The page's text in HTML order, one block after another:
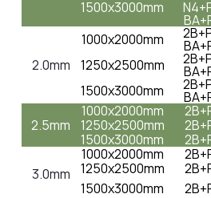
1500x3000mm
2.0mm
1000x2000mm
1250x2500mm
1500x3000mm
2.5mm
1000x2000mm
1250x2500mm
1500x3000mm
3.0mm
1000x2000mm
1250x2500mm
1500x3000mm